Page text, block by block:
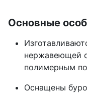
Основные
нержавеющей
полимерным
Оснащены